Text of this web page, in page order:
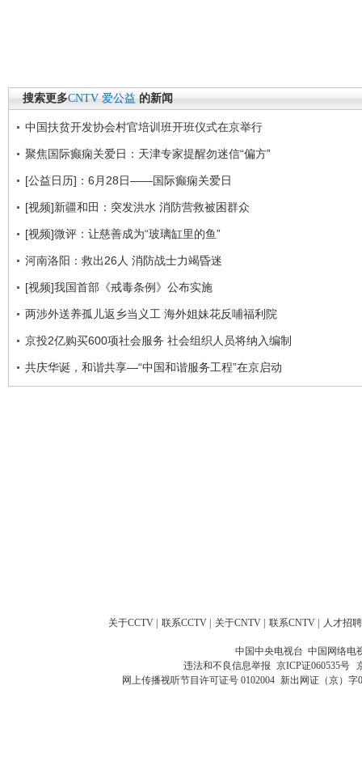
搜索更多CNTV 爱公益 的新闻
中国扶贫开发协会村官培训班开班仪式在京举行
聚焦国际癫痫关爱日：天津专家提醒勿迷信“偏方”
[公益日历]：6月28日——国际癫痫关爱日
[视频]新疆和田：突发洪水 消防营救被困群众
[视频]微评：让慈善成为“玻璃缸里的鱼”
河南洛阳：救出26人 消防战士力竭昏迷
[视频]我国首部《戒毒条例》公布实施
两涉外送养孤儿返乡当义工 海外姐妹花反哺福利院
京投2亿购买600项社会服务 社会组织人员将纳入编制
共庆华诞，和谐共享—“中国和谐服务工程”在京启动
关于CCTV 联系CCTV 关于CNTV 联系CNTV 人才招聘
中国中央电视台 中国网络电
违法和不良信息举报 京ICP证060535号
网上传播视听节目许可证号 0102004 新出网证（京）